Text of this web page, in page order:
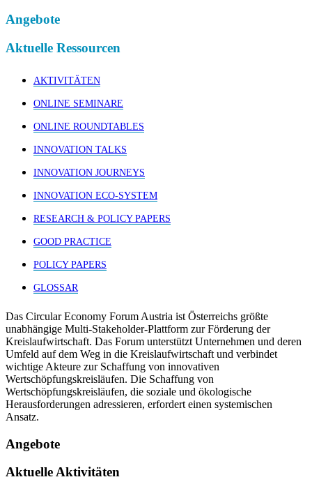
Angebote
Aktuelle Ressourcen
AKTIVITÄTEN
ONLINE SEMINARE
ONLINE ROUNDTABLES
INNOVATION TALKS
INNOVATION JOURNEYS
INNOVATION ECO-SYSTEM
RESEARCH & POLICY PAPERS
GOOD PRACTICE
POLICY PAPERS
GLOSSAR
Das Circular Economy Forum Austria ist Österreichs größte
unabhängige Multi-Stakeholder-Plattform zur Förderung der
Kreislaufwirtschaft. Das Forum unterstützt Unternehmen und deren
Umfeld auf dem Weg in die Kreislaufwirtschaft und verbindet
wichtige Akteure zur Schaffung von innovativen
Wertschöpfungskreisläufen. Die Schaffung von
Wertschöpfungskreisläufen, die soziale und ökologische
Herausforderungen adressieren, erfordert einen systemischen
Ansatz.
Angebote
Aktuelle Aktivitäten